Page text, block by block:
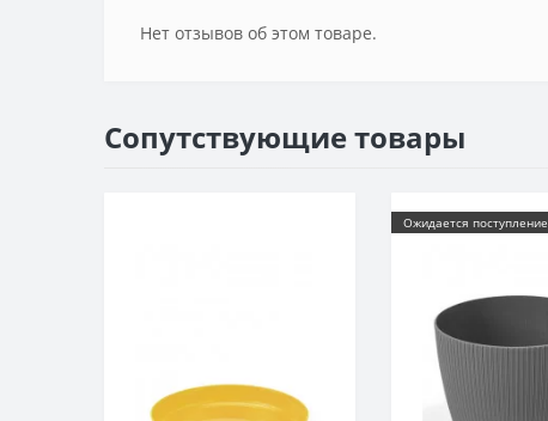
Нет отзывов об этом товаре.
Сопутствующие товары
Ожидается поступление